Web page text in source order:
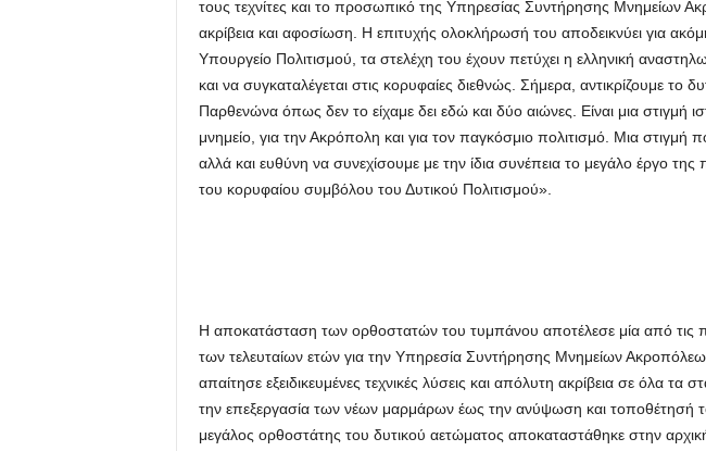
τους τεχνίτες και το προσωπικό της Υπηρεσίας Συντήρησης Μνημείων
ακρίβεια και αφοσίωση. Η επιτυχής ολοκλήρωσή του αποδεικνύει για
Υπουργείο Πολιτισμού, τα στελέχη του έχουν πετύχει η ελληνική
και να συγκαταλέγεται στις κορυφαίες διεθνώς. Σήμερα, αντικρίζουμε το
Παρθενώνα όπως δεν το είχαμε δει εδώ και δύο αιώνες. Είναι μια στιγμή
μνημείο, για την Ακρόπολη και για τον παγκόσμιο πολιτισμό. Μια στιγμή
αλλά και ευθύνη να συνεχίσουμε με την ίδια συνέπεια το μεγάλο έργο της
του κορυφαίου συμβόλου του Δυτικού Πολιτισμού».
Η αποκατάσταση των ορθοστατών του τυμπάνου αποτέλεσε μία από τις
των τελευταίων ετών για την Υπηρεσία Συντήρησης Μνημείων
απαίτησε εξειδικευμένες τεχνικές λύσεις και απόλυτη ακρίβεια σε όλα τα
την επεξεργασία των νέων μαρμάρων έως την ανύψωση και τοποθέτησή
μεγάλος ορθοστάτης του δυτικού αετώματος αποκαταστάθηκε στην